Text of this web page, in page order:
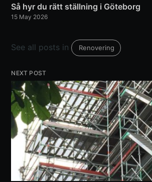
Så hyr du rätt ställning i Göteborg
15 May 2026
See all posts in Renovering
NEXT POST